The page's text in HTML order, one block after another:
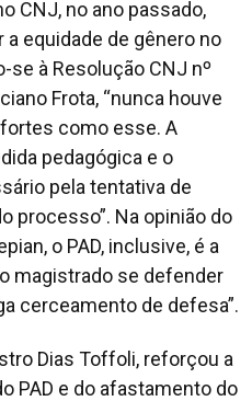
CNJ, no ano passado,
a equidade de gênero no
se à Resolução CNJ nº
Frota, “nunca houve
como esse. A
pedagógica e o
pela tentativa de
processo”. Na opinião do
o PAD, inclusive, é a
magistrado se defender
cerceamento de defesa”.
Dias Toffoli, reforçou a
PAD e do afastamento do